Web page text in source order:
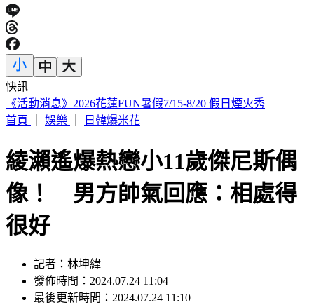
快訊
女大生提嬰屍報案遭聲押 法官認無滅證「裁定請回」
首頁
娛樂 日韓爆米花
綾瀨遙爆熱戀小11歲傑尼斯偶
像！ 男方帥氣回應：相處得
很好
記者：林坤緯
發佈時間：2024.07.24 11:04
最後更新時間：2024.07.24 11:10